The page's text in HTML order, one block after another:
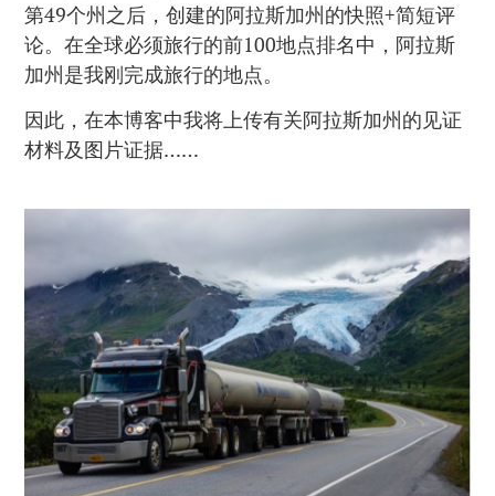
第49个州之后，创建的阿拉斯加州的快照+简短评
论。在全球必须旅行的前100地点排名中，阿拉斯
加州是我刚完成旅行的地点。
因此，在本博客中我将上传有关阿拉斯加州的见证
材料及图片证据……